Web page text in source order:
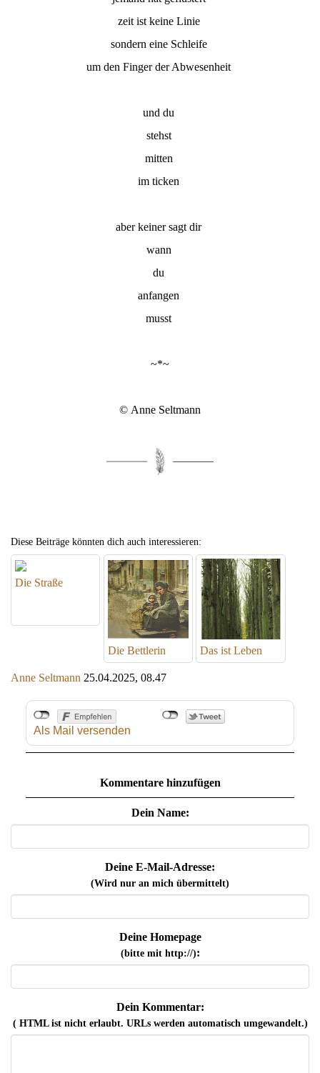
zeit ist keine Linie
sondern eine Schleife
um den Finger der Abwesenheit
und du
stehst
mitten
im ticken
aber keiner sagt dir
wann
du
anfangen
musst
~*~
© Anne Seltmann
Diese Beiträge könnten dich auch interessieren:
Die Straße
Die Bettlerin Das ist Leben
Anne Seltmann 25.04.2025, 08.47
Als Mail versenden
Kommentare hinzufügen
Dein Name:
Deine E-Mail-Adresse:
(Wird nur an mich übermittelt)
Deine Homepage
(bitte mit http://):
Dein Kommentar:
( HTML ist nichterlaubt. URLs werden automatisch umgewandelt.)